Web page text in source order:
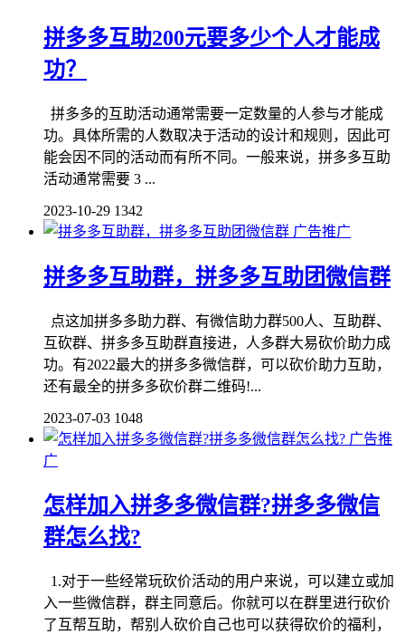
拼多多互助200元要多少个人才能成
功？
拼多多的互助活动通常需要一定数量的人参与才能成
功。具体所需的人数取决于活动的设计和规则，因此可
能会因不同的活动而有所不同。一般来说，拼多多互助
活动通常需要 3 ...
2023-10-29 1342
广告推广
拼多多互助群，拼多多互助团微信群
点这加拼多多助力群、有微信助力群500人、互助群、
互砍群、拼多多互助群直接进，人多群大易砍价助力成
功。有2022最大的拼多多微信群，可以砍价助力互助，
还有最全的拼多多砍价群二维码!...
2023-07-03 1048
广告推
广
怎样加入拼多多微信群?拼多多微信
群怎么找?
1.对于一些经常玩砍价活动的用户来说，可以建立或加
入一些微信群，群主同意后。你就可以在群里进行砍价
了互帮互助，帮别人砍价自己也可以获得砍价的福利，